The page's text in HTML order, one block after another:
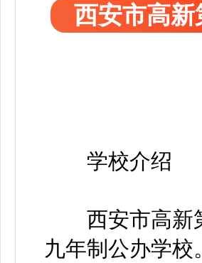
西安市高
学校介绍
西安市高新第
九年制公办学